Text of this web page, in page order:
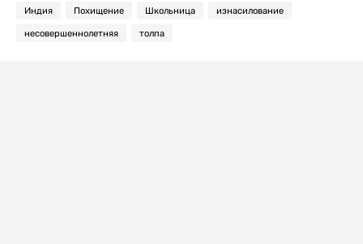
Индия Похищение Школьница изнасилование
несовершеннолетняя толпа